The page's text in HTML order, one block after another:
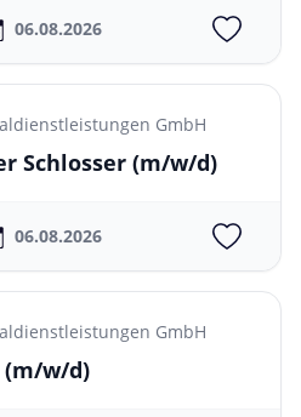
06.08.2026
GmbH
Schlosser (m/w/d)
06.08.2026
GmbH
(m/w/d)